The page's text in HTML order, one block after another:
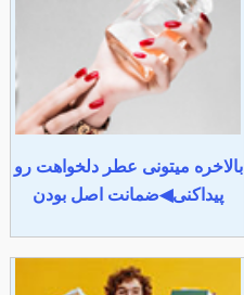
بالاخره میتونی عطر دلخواهت رو
پیداکنی◀ضمانت اصل بودن